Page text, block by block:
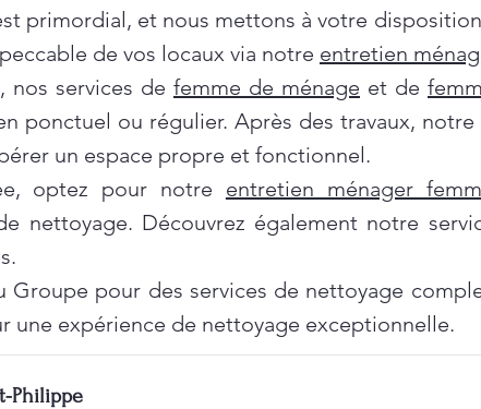
primordial, et nous mettons à votre
de vos locaux via notre entretien
nos services de femme de ménage et de
ponctuel ou régulier. Après des travaux, notre
un espace propre et fonctionnel.
optez pour notre entretien ménager
nettoyage. Découvrez également notre
Groupe pour des services de nettoyage
une expérience de nettoyage exceptionnelle.
Philippe